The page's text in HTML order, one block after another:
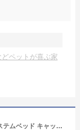
ペットが喜ぶ家
【ポイント5倍★7/12 12:00〜23:59】ベッド システムベッド キャットタワー付き 収納付き オープンラック 木製 一体型 キャットウォーク 猫家具 猫タワー 猫用 ねこ 運動 遊び おしゃれ